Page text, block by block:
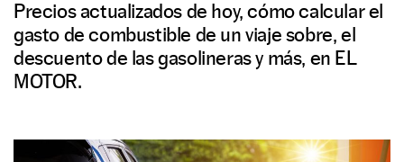
Precios actualizados de hoy, cómo calcular el
gasto de combustible de un viaje sobre, el
descuento de las gasolineras y más, en EL
MOTOR.